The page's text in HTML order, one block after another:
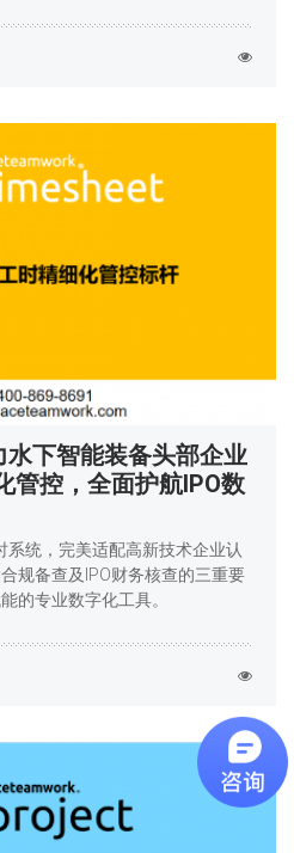
下智能装备头部企业
管控，全面护航IPO数
统，完美适配高新技术企业认
规备查及IPO财务核查的三重要
的专业数字化工具。